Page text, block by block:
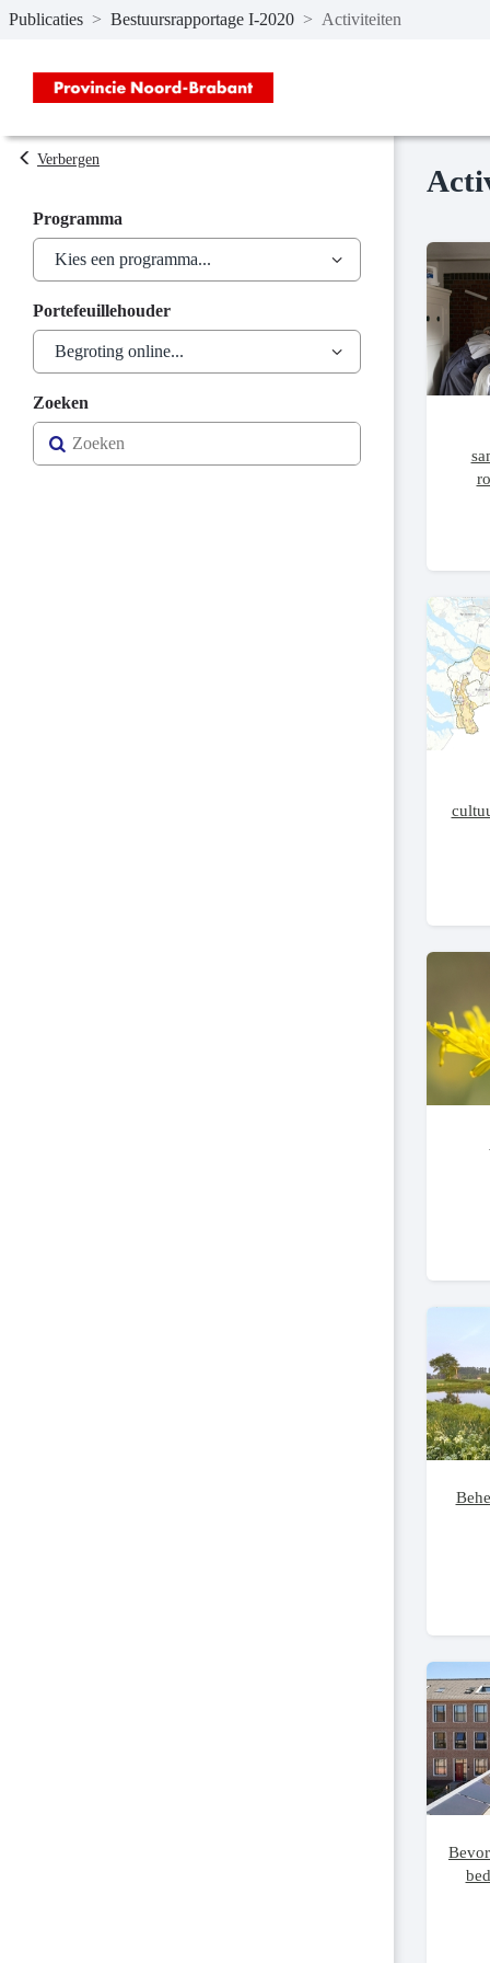
Naar hoofdinhoud
Publicaties > Bestuursrapportage I-2020 > Activiteiten
Verbergen
Programma
Portefeuillehouder
Zoeken